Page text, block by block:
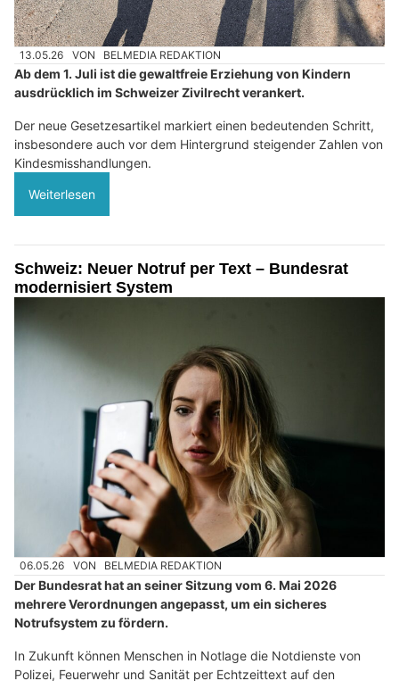
13.05.26 VON BELMEDIA REDAKTION
Ab dem 1. Juli ist die gewaltfreie Erziehung von Kindern
ausdrücklich im Schweizer Zivilrecht verankert.
Der neue Gesetzesartikel markiert einen bedeutenden Schritt,
insbesondere auch vor dem Hintergrund steigender Zahlen von
Kindesmisshandlungen.
Weiterlesen
Schweiz: Neuer Notruf per Text – Bundesrat
modernisiert System
06.05.26 VON BELMEDIA REDAKTION
Der Bundesrat hat an seiner Sitzung vom 6. Mai 2026
mehrere Verordnungen angepasst, um ein sicheres
Notrufsystem zu fördern.
In Zukunft können Menschen in Notlage die Notdienste von
Polizei, Feuerwehr und Sanität per Echtzeittext auf den